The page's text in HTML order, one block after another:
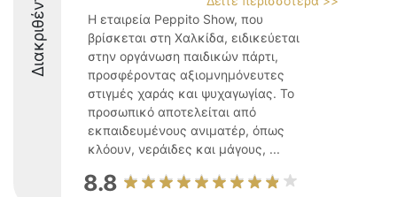
Διακριθέντες
Η εταιρεία Peppito Show, που
βρίσκεται στη Χαλκίδα, ειδικεύεται
στην οργάνωση παιδικών πάρτι,
προσφέροντας αξιομνημόνευτες
στιγμές χαράς και ψυχαγωγίας. Το
προσωπικό αποτελείται από
εκπαιδευμένους ανιματέρ, όπως
κλόουν, νεράιδες και μάγους, ...
8.8